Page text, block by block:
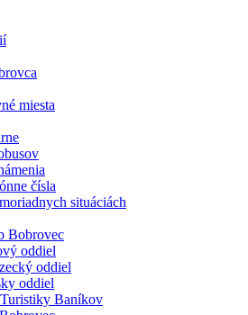
miesta
čísla
situáciách
Bobrovec
oddiel
oddiel
oddiel
Baníkov